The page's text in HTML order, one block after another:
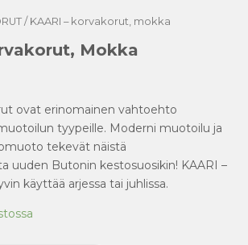
/ KAARI – korvakorut, mokka
Mokka
ovat erinomainen vahtoehto
tyypeille. Moderni muotoilu ja
tekevät näistä
uuden Butonin kestosuosikin! KAARI –
käyttää arjessa tai juhlissa.